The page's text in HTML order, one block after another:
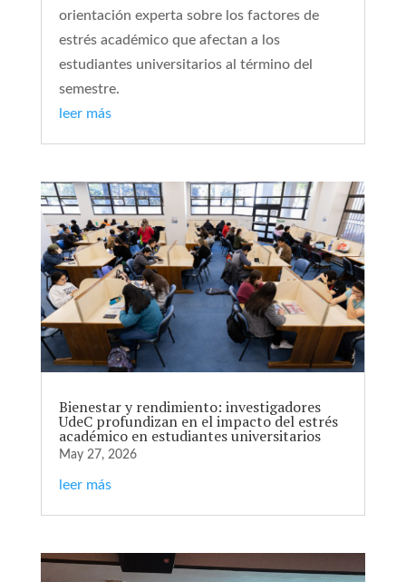
orientación experta sobre los factores de
estrés académico que afectan a los
estudiantes universitarios al término del
semestre.
leer más
Bienestar y rendimiento: investigadores
UdeC profundizan en el impacto del estrés
académico en estudiantes universitarios
May 27, 2026
leer más